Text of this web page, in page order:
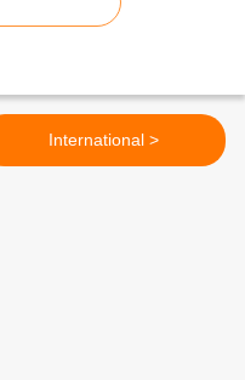
International >